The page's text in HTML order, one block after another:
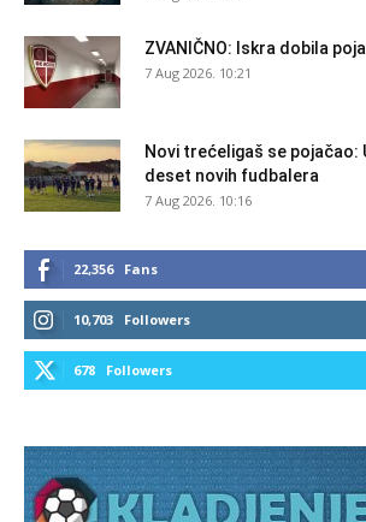
ZVANIČNO: Iskra dobila
7 Aug 2026. 10:21
Novi trećeligaš se pojačao:
deset novih fudbalera
7 Aug 2026. 10:16
22,356 Fans
10,703 Followers
678 Followers